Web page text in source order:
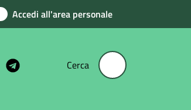
Accedi all'area personale
Cerca